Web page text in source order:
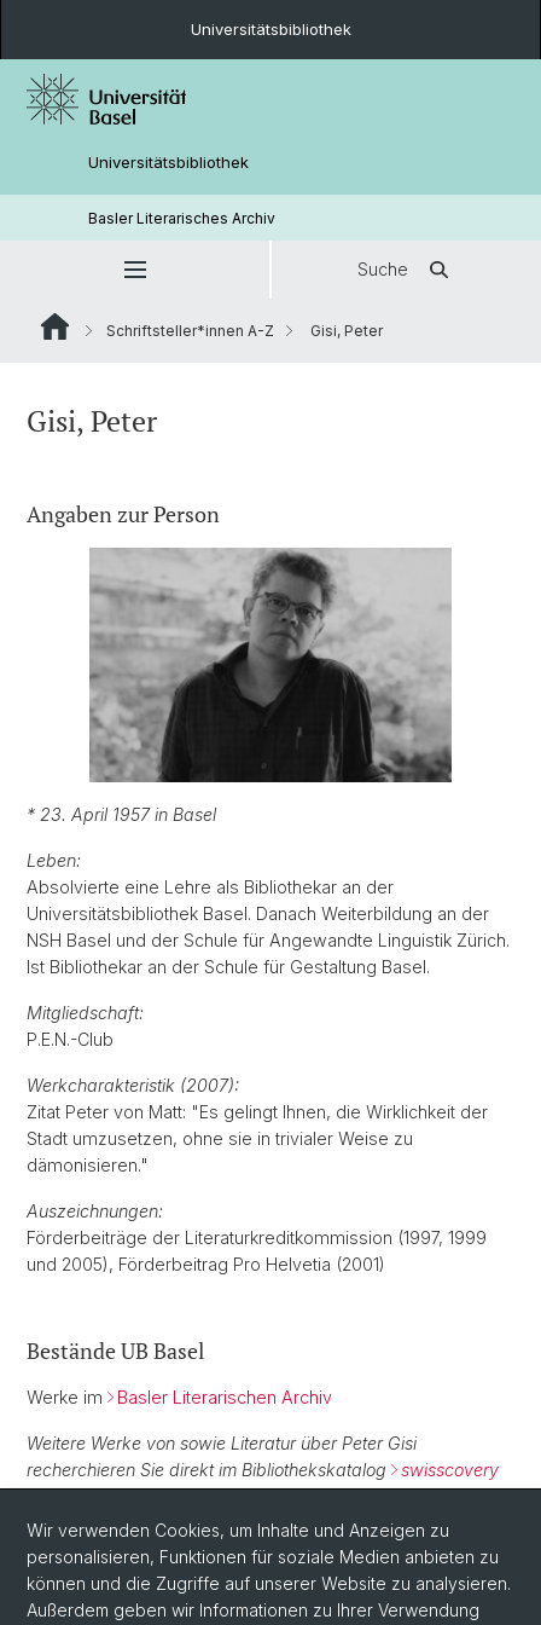
Universitätsbibliothek
Universitätsbibliothek
Basler Literarisches Archiv
Suche
Schriftsteller*innen A-Z Gisi, Peter
Gisi, Peter
Angaben zur Person
* 23. April 1957 in Basel
Leben:
Absolvierte eine Lehre als Bibliothekar an der
Universitätsbibliothek Basel. Danach Weiterbildung an der
NSH Basel und der Schule für Angewandte Linguistik Zürich.
Ist Bibliothekar an der Schule für Gestaltung Basel.
Mitgliedschaft:
P.E.N.-Club
Werkcharakteristik (2007):
Zitat Peter von Matt: "Es gelingt Ihnen, die Wirklichkeit der
Stadt umzusetzen, ohne sie in trivialer Weise zu
dämonisieren."
Auszeichnungen:
Förderbeiträge der Literaturkreditkommission (1997, 1999
und 2005), Förderbeitrag Pro Helvetia (2001)
Bestände UB Basel
Werke im Basler Literarischen Archiv
Weitere Werke von sowie Literatur über Peter Gisi
recherchieren Sie direkt im Bibliothekskatalog
swisscovery
Basel.
Normdaten
Wir verwenden Cookies, um Inhalte und Anzeigen zu
personalisieren, Funktionen für soziale Medien anbieten zu
können und die Zugriffe auf unserer Website zu analysieren.
Außerdem geben wir Informationen zu Ihrer Verwendung